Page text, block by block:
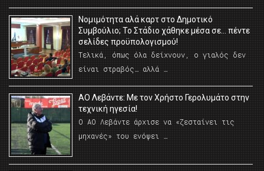
Νομιμότητα αλά καρτ στο Δημοτικό
Συμβούλιο; Το Στάδιο χάθηκε μέσα σε… πέντε
σελίδες προϋπολογισμού!
Τελικά, όπως όλα δείχνουν, ο γιαλός δεν
είναι στραβός… αλλά …
ΑΟ Λεβάντε: Με τον Χρήστο Γερολυμάτο στην
τεχνική ηγεσία!
Ο ΑΟ Λεβάντε άρχισε να «ζεσταίνει τις
μηχανές» του ενόψει …